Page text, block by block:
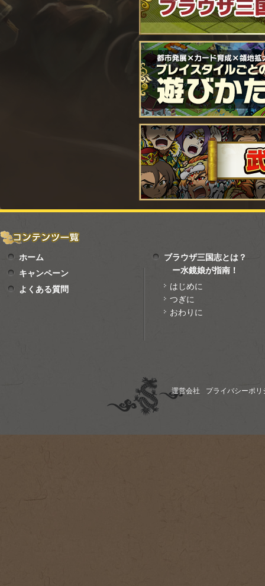
ホーム
キャンペーン
よくある質問
ブラウザ三国志とは？
ー水鏡娘が指南！
はじめに
つぎに
おわりに
運営会社 プライバシーポリ